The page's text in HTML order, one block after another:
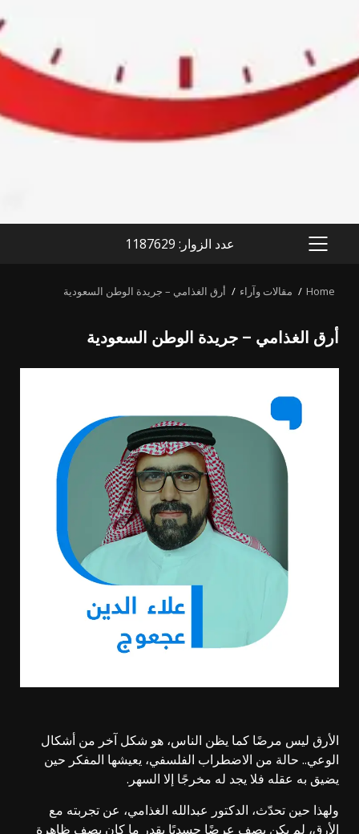
PRIMARY
عدد الزوار: 1187629
Home مقالات وآراء أرق الغذامي – جريدة الوطن السعودية
أرق الغذامي – جريدة الوطن السعودية
الأرق ليس مرضًا كما يظن الناس، هو شكل آخر من أشكال
الوعي.. حالة من الاضطراب الفلسفي، يعيشها المفكر حين
يضيق به عقله فلا يجد له مخرجًا إلا السهر.
ولهذا حين تحدّث، الدكتور عبدالله الغذامي، عن تجربته مع
الأرق، لم يكن يصف عرضًا جسديًا بقدر ما كان يصف ظاهرة